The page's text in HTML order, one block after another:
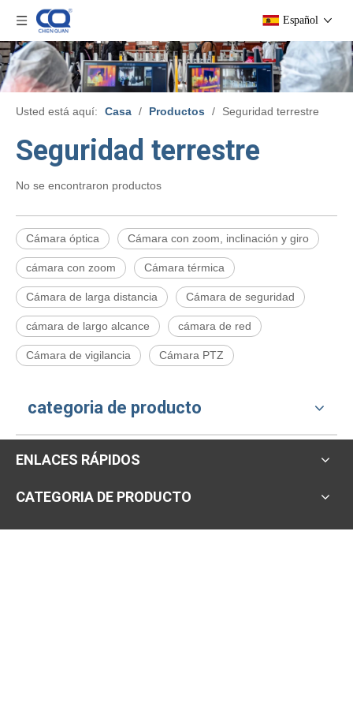
Español
Usted está aquí: Casa / Productos / Seguridad terrestre
Seguridad terrestre
No se encontraron productos
Cámara óptica Cámara con zoom, inclinación y giro
cámara con zoom Cámara térmica
Cámara de larga distancia Cámara de seguridad
cámara de largo alcance cámara de red
Cámara de vigilancia Cámara PTZ
categoria de producto
ENLACES RÁPIDOS
CATEGORIA DE PRODUCTO